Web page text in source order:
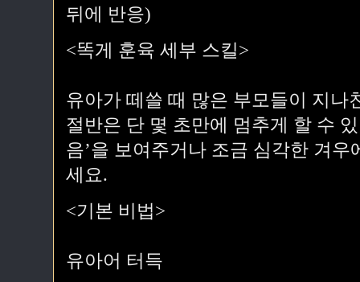
뒤에 반응)
<똑게 훈육 세부 스킬>
유아가 떼쓸 때 많은 부모들이 지나
절반은 단 몇 초만에 멈추게 할 수
음’을 보여주거나 조금 심각한 겨
세요.
<기본 비법>
유아어 터득